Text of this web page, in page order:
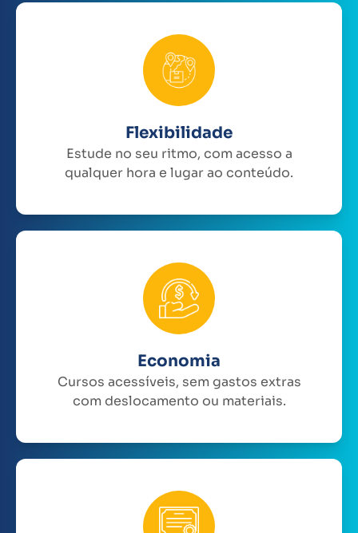
Flexibilidade
Estude no seu ritmo, com acesso a
qualquer hora e lugar ao conteúdo.
Economia
Cursos acessíveis, sem gastos extras
com deslocamento ou materiais.